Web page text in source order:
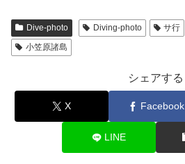
Dive-photo Diving-photo サ行
小笠原諸島
シェアする
X Facebook
LINE